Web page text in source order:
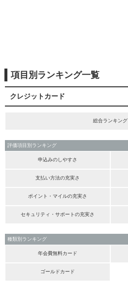
項目別ランキング一覧
クレジットカード
総合ランキング
評価項目別ランキング
申込みのしやすさ
支払い方法の充実さ
ポイント・マイルの充実さ
セキュリティ・サポートの充実さ
種類別ランキング
年会費無料カード
ゴールドカード